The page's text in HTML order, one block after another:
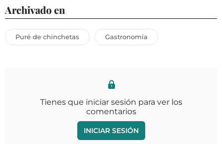
Archivado en
Puré de chinchetas Gastronomía
Tienes que iniciar sesión para ver los
comentarios
INICIAR SESIÓN